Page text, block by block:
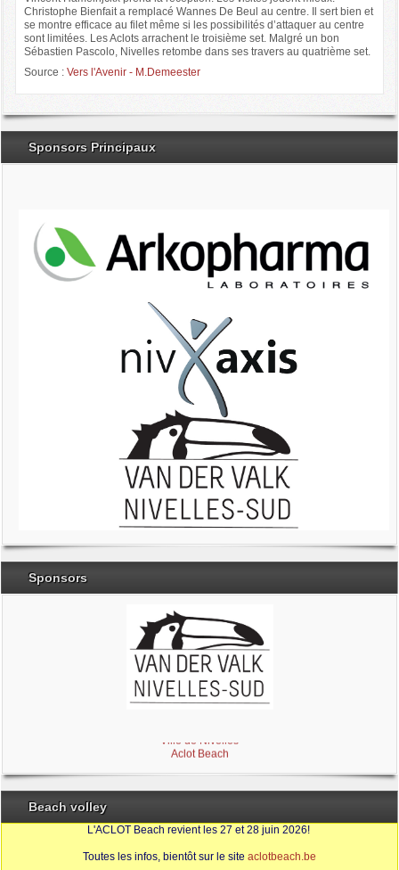
Christophe Bienfait a remplacé Wannes De Beul au centre. Il sert bien et
se montre efficace au filet même si les possibilités d’attaquer au centre
sont limitées. Les Aclots arrachent le troisième set. Malgré un bon
Sébastien Pascolo, Nivelles retombe dans ses travers au quatrième set.
Source : Vers l'Avenir - M.Demeester
Sponsors Principaux
Sponsors
Aclot Beach
Beach volley
L'ACLOT Beach revient les 27 et 28 juin 2026!
Toutes les infos, bientôt sur le site aclotbeach.be